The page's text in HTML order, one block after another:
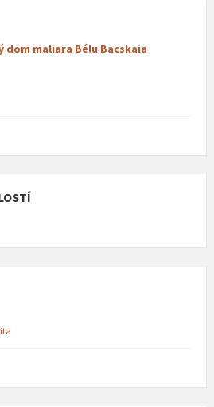
dom maliara Bélu Bacskaia